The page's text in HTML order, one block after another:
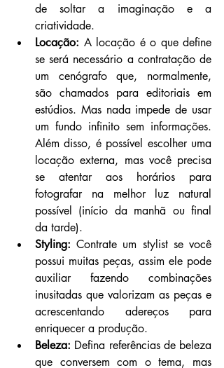
de soltar a imaginação e a
criatividade.
Locação: A locação é o que define
se será necessário a contratação de
um cenógrafo que, normalmente,
são chamados para editoriais em
estúdios. Mas nada impede de usar
um fundo infinito sem informações.
Além disso, é possível escolher uma
locação externa, mas você precisa
se atentar aos horários para
fotografar na melhor luz natural
possível (início da manhã ou final
da tarde).
Styling: Contrate um stylist se você
possui muitas peças, assim ele pode
auxiliar fazendo combinações
inusitadas que valorizam as peças e
acrescentando adereços para
enriquecer a produção.
Beleza: Defina referências de beleza
que conversem com o tema, mas